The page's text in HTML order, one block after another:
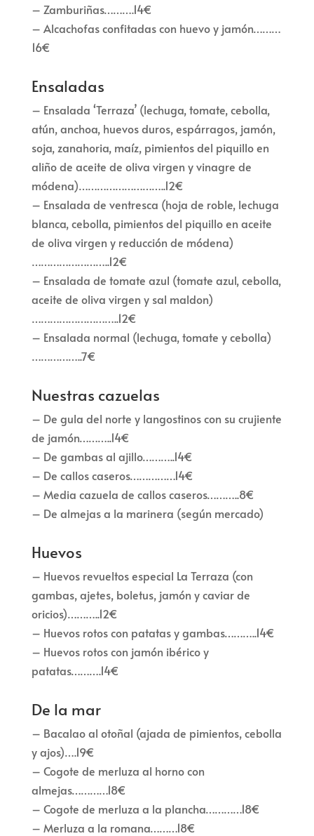
– Zamburiñas……….14€
– Alcachofas confitadas con huevo y jamón………
16€
Ensaladas
– Ensalada ‘Terraza’ (lechuga, tomate, cebolla,
atún, anchoa, huevos duros, espárragos, jamón,
soja, zanahoria, maíz, pimientos del piquillo en
aliño de aceite de oliva virgen y vinagre de
módena)………………………..12€
– Ensalada de ventresca (hoja de roble, lechuga
blanca, cebolla, pimientos del piquillo en aceite
de oliva virgen y reducción de módena)
……………………..12€
– Ensalada de tomate azul (tomate azul, cebolla,
aceite de oliva virgen y sal maldon)
………………………..12€
– Ensalada normal (lechuga, tomate y cebolla)
……………..7€
Nuestras cazuelas
– De gula del norte y langostinos con su crujiente
de jamón………..14€
– De gambas al ajillo………..14€
– De callos caseros……………14€
– Media cazuela de callos caseros………..8€
– De almejas a la marinera (según mercado)
Huevos
– Huevos revueltos especial La Terraza (con
gambas, ajetes, boletus, jamón y caviar de
oricios)………..12€
– Huevos rotos con patatas y gambas………..14€
– Huevos rotos con jamón ibérico y
patatas……….14€
De la mar
– Bacalao al otoñal (ajada de pimientos, cebolla
y ajos)….19€
– Cogote de merluza al horno con
almejas…………18€
– Cogote de merluza a la plancha…………18€
– Merluza a la romana………18€